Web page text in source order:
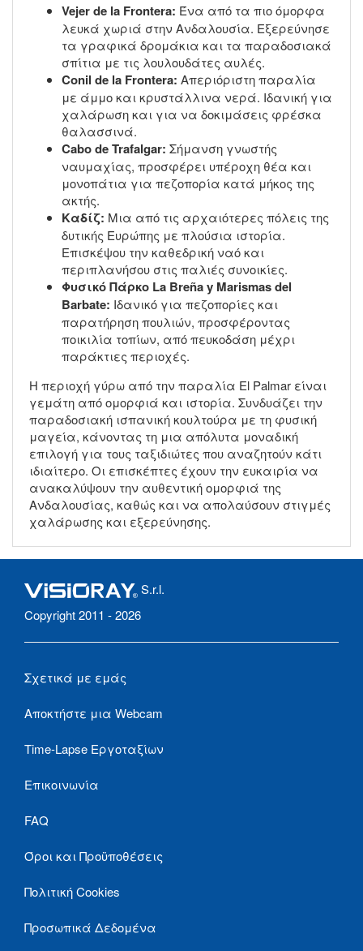
Vejer de la Frontera: Ένα από τα πιο όμορφα
λευκά χωριά στην Ανδαλουσία. Εξερεύνησε
τα γραφικά δρομάκια και τα παραδοσιακά
σπίτια με τις λουλουδάτες αυλές.
Conil de la Frontera: Απεριόριστη παραλία
με άμμο και κρυστάλλινα νερά. Ιδανική για
χαλάρωση και για να δοκιμάσεις φρέσκα
θαλασσινά.
Cabo de Trafalgar: Σήμανση γνωστής
ναυμαχίας, προσφέρει υπέροχη θέα και
μονοπάτια για πεζοπορία κατά μήκος της
ακτής.
Καδίζ: Μια από τις αρχαιότερες πόλεις της
δυτικής Ευρώπης με πλούσια ιστορία.
Επισκέψου την καθεδρική ναό και
περιπλανήσου στις παλιές συνοικίες.
Φυσικό Πάρκο La Breña y Marismas del
Barbate: Ιδανικό για πεζοπορίες και
παρατήρηση πουλιών, προσφέροντας
ποικιλία τοπίων, από πευκοδάση μέχρι
παράκτιες περιοχές.
Η περιοχή γύρω από την παραλία El Palmar είναι
γεμάτη από ομορφιά και ιστορία. Συνδυάζει την
παραδοσιακή ισπανική κουλτούρα με τη φυσική
μαγεία, κάνοντας τη μια απόλυτα μοναδική
επιλογή για τους ταξιδιώτες που αναζητούν κάτι
ιδιαίτερο. Οι επισκέπτες έχουν την ευκαιρία να
ανακαλύψουν την αυθεντική ομορφιά της
Ανδαλουσίας, καθώς και να απολαύσουν στιγμές
χαλάρωσης και εξερεύνησης.
S.r.l.
Copyright 2011 - 2026
Σχετικά με εμάς
Αποκτήστε μια Webcam
Time-Lapse Εργοταξίων
Επικοινωνία
FAQ
Όροι και Προϋποθέσεις
Πολιτική Cookies
Προσωπικά Δεδομένα